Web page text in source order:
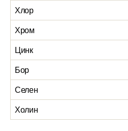
Хлор
Хром
Цинк
Бор
Селен
Холин